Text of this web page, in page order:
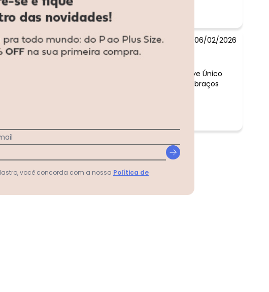
06/02/2026
Ótima qualidade confortável tecido macio e leve Único
problema que ficou curta a camiseta no corpo braços
você concorda com a nossa Política de